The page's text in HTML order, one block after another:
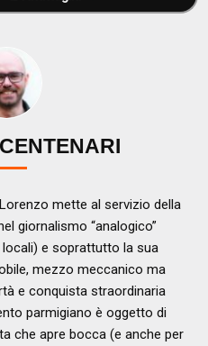
mette al servizio della
giornalismo “analogico”
e soprattutto la sua
mezzo meccanico ma
e conquista straordinaria
parmigiano è oggetto di
che apre bocca (e anche per